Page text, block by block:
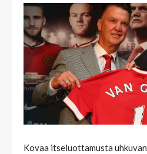
Kovaa itseluottamusta uhkuvan